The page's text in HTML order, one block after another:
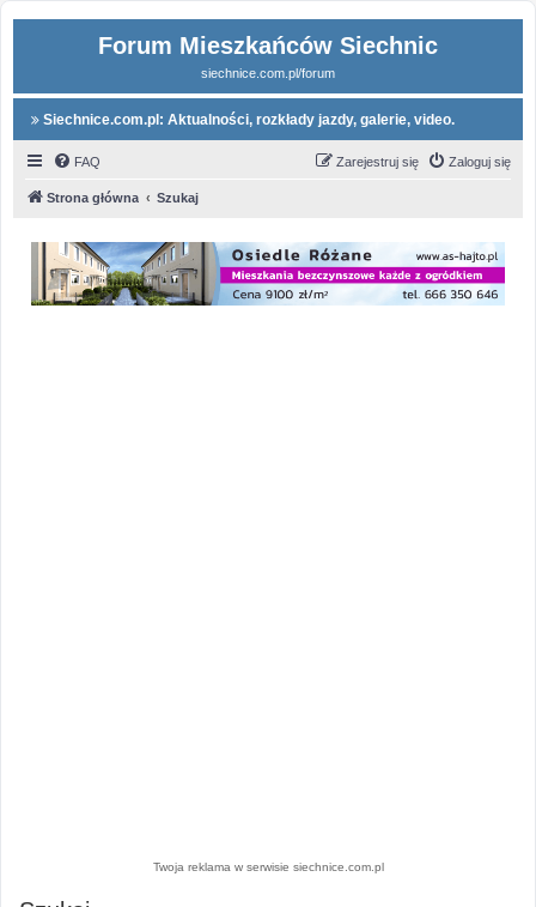
Forum Mieszkańców Siechnic
siechnice.com.pl/forum
Siechnice.com.pl: Aktualności, rozkłady jazdy, galerie, video.
FAQ Zaloguj się
Zarejestruj się
Strona główna Szukaj
Twoja reklama w serwisie siechnice.com.pl